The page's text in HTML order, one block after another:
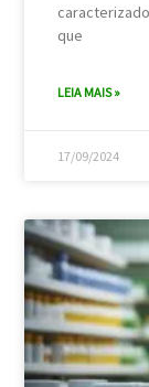
que
LEIA MAIS »
17/09/2024